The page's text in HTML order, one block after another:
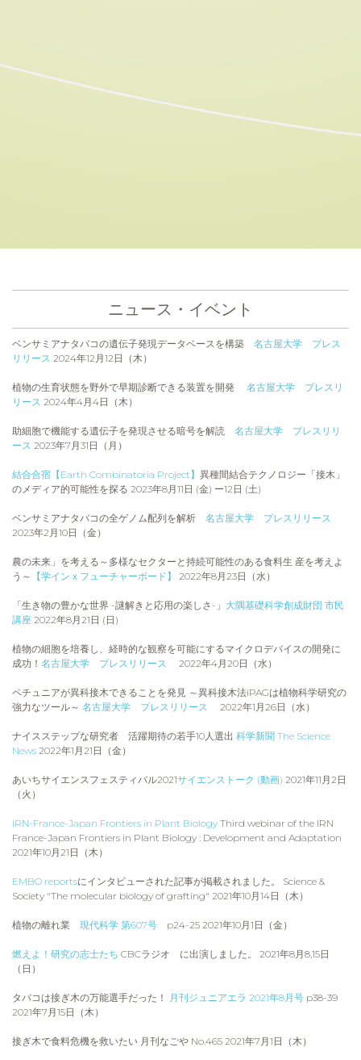
ニュース・イベント
ベンサミアナタバコの遺伝子発現データベースを構築 名古屋大学 プレス
リリース 2024年12月12日（木）
植物の生育状態を野外で早期診断できる装置を開発
名古屋大学 プレスリ
リース 2024年4月4日（木）
助細胞で機能する遺伝子を発現させる暗号を解読 名古屋大学 プレスリリ
ース 2023年7月31日（月）
結合合宿【Earth Combinatoria Project】 異種間結合テクノロジー「接木」
のメディア的可能性を探る 2023年8月11日 (金) ー12日 (土)
ベンサミアナタバコの全ゲノム配列を解析 名古屋大学 プレスリリース
2023年2月10日（金）
農の未来」を考える～多様なセクターと持続可能性のある食料生 産を考えよ
う～
【学インｘフューチャーボード】 2022年8月23日（水）
「生き物の豊かな世界 -謎解きと応用の楽しさ-」 大隅基礎科学創成財団 市民
講座 2022年8月21日 (日)
植物の細胞を培養し、経時的な観察を可能にするマイクロデバイスの開発に
成功！ 名古屋大学 プレスリリース 2022年4月20日（水）
ペチュニアが異科接木できることを発見 ～異科接木法iPAGは植物科学研究の
強力なツール～ 名古屋大学 プレスリリース 2022年1月26日（水）
ナイスステップな研究者 活躍期待の若手10人選出 科学新聞 The Science
News 2022年1月21日（金）
あいちサイエンスフェスティバル2021サイエンストーク (動画) 2021年11月2日
（火）
IRN-France-Japan Frontiers in Plant Biology Third webinar of the IRN
France-Japan Frontiers in Plant Biology : Development and Adaptation
2021年10月21日（木）
EMBO reportsにインタビューされた記事が掲載されました。 Science &
Society "The molecular biology of grafting" 2021年10月14日（木）
植物の離れ業 現代科学 第607号 p24-25 2021年10月1日（金）
燃えよ！研究の志士たち CBCラジオ に出演しました。 2021年8月8,15日
（日）
タバコは接ぎ木の万能選手だった！ 月刊ジュニアエラ 2021年8月号 p38-39
2021年7月15日（木）
接ぎ木で食料危機を救いたい 月刊なごや No.465 2021年7月1日（木）